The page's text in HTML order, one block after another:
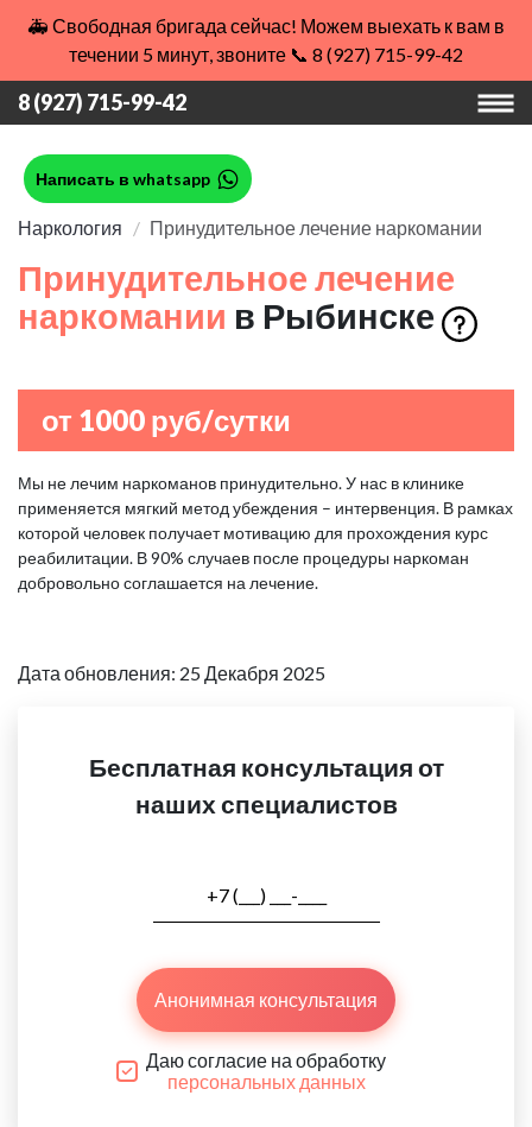
🚑 Свободная бригада сейчас! Можем выехать к вам в
течении 5 минут, звоните 📞 8 (927) 715-99-42
8 (927) 715-99-42
Написать в whatsapp
Наркология Принудительное лечение наркомании
Принудительное лечение
наркомании в Рыбинске
от 1000 руб/сутки
Мы не лечим наркоманов принудительно. У нас в клинике
применяется мягкий метод убеждения – интервенция. В рамках
которой человек получает мотивацию для прохождения курс
реабилитации. В 90% случаев после процедуры наркоман
добровольно соглашается на лечение.
Дата обновления: 25 Декабря 2025
Бесплатная консультация от
наших специалистов
Анонимная консультация
Даю согласие на обработку
персональных данных